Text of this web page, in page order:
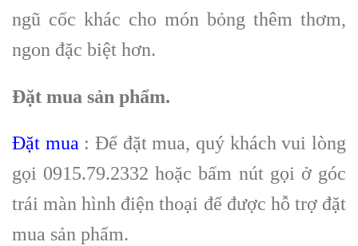
ngũ cốc khác cho món bỏng thêm thơm,
ngon đặc biệt hơn.
Đặt mua sản phẩm.
Đặt mua: Để đặt mua, quý khách vui lòng
gọi 0915.79.2332 hoặc bấm nút gọi ở góc
trái màn hình điện thoại để được hỗ trợ đặt
mua sản phẩm.